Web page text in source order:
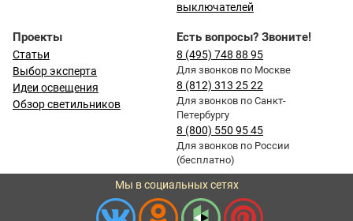
выключателей
Проекты
Статьи
Выбор эксперта
Идеи освещения
Обзор светильников
Есть вопросы? Звоните!
8 (495) 748 88 95
Для звонков по Москве
8 (812) 313 25 22
Для звонков по Санкт-
Петербургу
8 (800) 550 95 45
Для звонков по России
(бесплатно)
Мы в социальных сетях